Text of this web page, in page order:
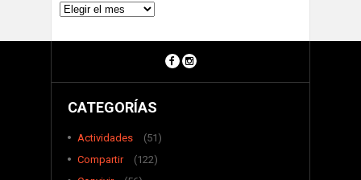
Archivos
CATEGORÍAS
Actividades
(51)
Compartir
(122)